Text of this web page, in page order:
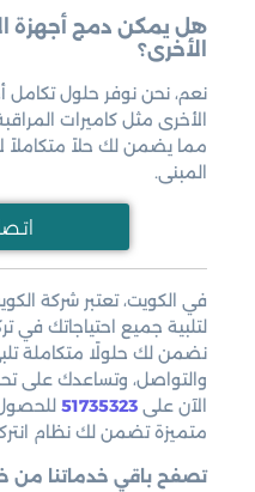
هل يمكن دمج أجهزة
الأخرى؟
نعم، نحن نوفر حلول تكامل
الأخرى مثل كاميرات
مما يضمن لك حلاً متكاملاً
المبنى.
في الكويت، تعتبر شركة
لتلبية جميع احتياجاتك في
نضمن لك حلولًا متكاملة
والتواصل، وتساعدك على
الآن على 51735323
متميزة تضمن لك نظام
تصفح باقي خدماتنا من